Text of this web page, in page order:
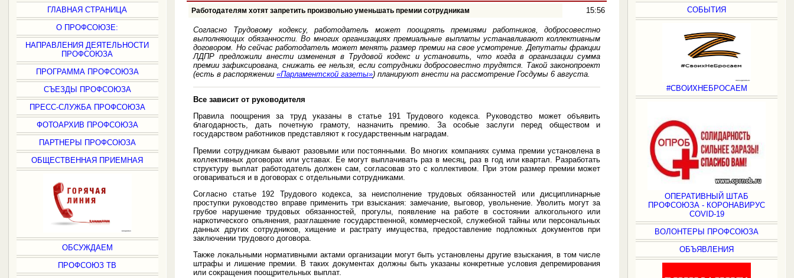
ГЛАВНАЯ СТРАНИЦА
О ПРОФСОЮЗЕ:
НАПРАВЛЕНИЯ ДЕЯТЕЛЬНОСТИ
ПРОФСОЮЗА
ПРОГРАММА ПРОФСОЮЗА
СЪЕЗДЫ ПРОФСОЮЗА
ПРЕСС-СЛУЖБА ПРОФСОЮЗА
ФОТОАРХИВ ПРОФСОЮЗА
ПАРТНЕРЫ ПРОФСОЮЗА
ОБЩЕСТВЕННАЯ ПРИЕМНАЯ
ОБСУЖДАЕМ
ПРОФСОЮЗ ТВ
СОБЫТИЯ
#СВОИХНЕБРОСАЕМ
ОПЕРАТИВНЫЙ ШТАБ
ПРОФСОЮЗА - КОРОНАВИРУС
COVID-19
ВОЛОНТЕРЫ ПРОФСОЮЗА
ОБЪЯВЛЕНИЯ
Работодателям хотят запретить произвольно уменьшать премии сотрудникам 15:56
Согласно Трудовому кодексу, работодатель может поощрять премиями работников, добросовестно
выполняющих обязанности. Во многих организациях премиальные выплаты устанавливают коллективным
договором. Но сейчас работодатель может менять размер премии на свое усмотрение. Депутаты фракции
ЛДПР предложили внести изменения в Трудовой кодекс и установить, что когда в организации сумма
премии зафиксирована, снижать ее нельзя, если сотрудники добросовестно трудятся. Такой законопроект
(есть в распоряжении«Парламентской газеты») планируют внести на рассмотрение Госдумы 6 августа.
Все зависит от руководителя
Правила поощрения за труд указаны в статье 191 Трудового кодекса. Руководство может объявить
благодарность, дать почетную грамоту, назначить премию. За особые заслуги перед обществом и
государством работников представляют к государственным наградам.
Премии сотрудникам бывают разовыми или постоянными. Во многих компаниях сумма премии установлена в
коллективных договорах или уставах. Ее могут выплачивать раз в месяц, раз в год или квартал. Разработать
структуру выплат работодатель должен сам, согласовав это с коллективом. При этом размер премии может
оговариваться и в договорах с отдельными сотрудниками.
Согласно статье 192 Трудового кодекса, за неисполнение трудовых обязанностей или дисциплинарные
проступки руководство вправе применить три взыскания: замечание, выговор, увольнение. Уволить могут за
грубое нарушение трудовых обязанностей, прогулы, появление на работе в состоянии алкогольного или
наркотического опьянения, разглашение государственной, коммерческой, служебной тайны или персональных
данных других сотрудников, хищение и растрату имущества, предоставление подложных документов при
заключении трудового договора.
Также локальными нормативными актами организации могут быть установлены другие взыскания, в том числе
штрафы и лишение премии. В таких документах должны быть указаны конкретные условия депремирования
или сокращения поощрительных выплат.